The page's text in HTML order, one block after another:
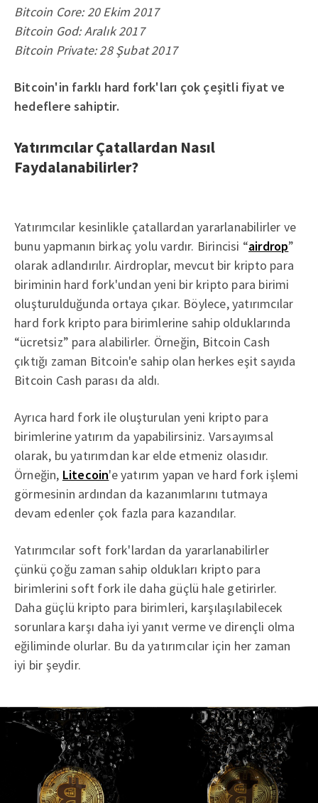
Bitcoin Core: 20 Ekim 2017
Bitcoin God: Aralık 2017
Bitcoin Private: 28 Şubat 2017
Bitcoin'in farklı hard fork'ları çok çeşitli fiyat ve
hedeflere sahiptir.
Yatırımcılar Çatallardan Nasıl
Faydalanabilirler?
Yatırımcılar kesinlikle çatallardan yararlanabilirler ve
bunu yapmanın birkaç yolu vardır. Birincisi “airdrop”
olarak adlandırılır. Airdroplar, mevcut bir kripto para
biriminin hard fork'undan yeni bir kripto para birimi
oluşturulduğunda ortaya çıkar. Böylece, yatırımcılar
hard fork kripto para birimlerine sahip olduklarında
“ücretsiz” para alabilirler. Örneğin, Bitcoin Cash
çıktığı zaman Bitcoin'e sahip olan herkes eşit sayıda
Bitcoin Cash parası da aldı.
Ayrıca hard fork ile oluşturulan yeni kripto para
birimlerine yatırım da yapabilirsiniz. Varsayımsal
olarak, bu yatırımdan kar elde etmeniz olasıdır.
Örneğin, Litecoin'e yatırım yapan ve hard fork işlemi
görmesinin ardından da kazanımlarını tutmaya
devam edenler çok fazla para kazandılar.
Yatırımcılar soft fork'lardan da yararlanabilirler
çünkü çoğu zaman sahip oldukları kripto para
birimlerini soft fork ile daha güçlü hale getirirler.
Daha güçlü kripto para birimleri, karşılaşılabilecek
sorunlara karşı daha iyi yanıt verme ve dirençli olma
eğiliminde olurlar. Bu da yatırımcılar için her zaman
iyi bir şeydir.